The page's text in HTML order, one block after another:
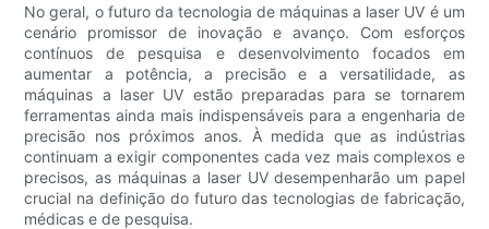
No geral, o futuro da tecnologia de máquinas a laser UV é um
cenário promissor de inovação e avanço. Com esforços
contínuos de pesquisa e desenvolvimento focados em
aumentar a potência, a precisão e a versatilidade, as
máquinas a laser UV estão preparadas para se tornarem
ferramentas ainda mais indispensáveis ​​para a engenharia de
precisão nos próximos anos. À medida que as indústrias
continuam a exigir componentes cada vez mais complexos e
precisos, as máquinas a laser UV desempenharão um papel
crucial na definição do futuro das tecnologias de fabricação,
médicas e de pesquisa.